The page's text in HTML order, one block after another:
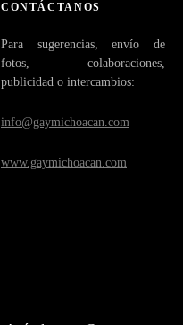
CONTÁCTANOS
Para sugerencias, envío de
fotos, colaboraciones,
publicidad o intercambios:
info@gaymichoacan.com
www.gaymichoacan.com